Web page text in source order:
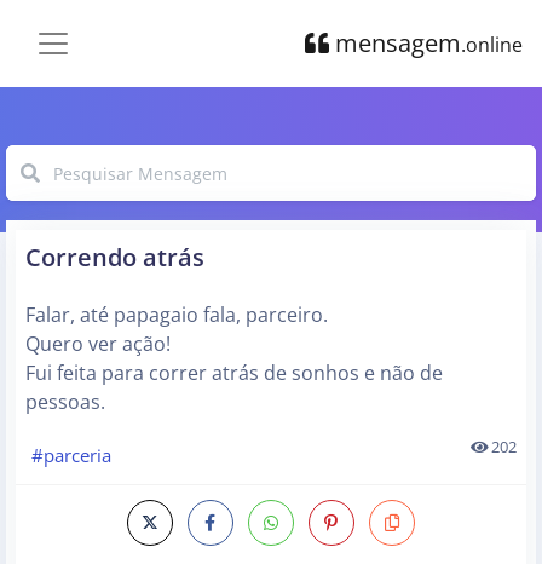
mensagem.online
Correndo atrás
Falar, até papagaio fala, parceiro.
Quero ver ação!
Fui feita para correr atrás de sonhos e não de
pessoas.
#parceria 202